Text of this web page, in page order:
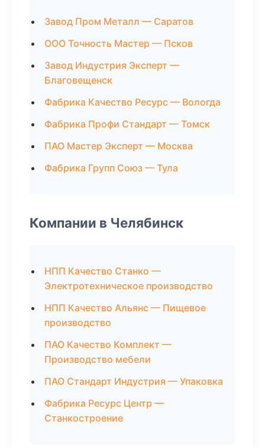
Завод Пром Металл — Саратов
ООО Точность Мастер — Псков
Завод Индустрия Эксперт —
Благовещенск
Фабрика Качество Ресурс — Вологда
Фабрика Профи Стандарт — Томск
ПАО Мастер Эксперт — Москва
Фабрика Групп Союз — Тула
Компании в Челябинск
НПП Качество Станко —
Электротехническое производство
НПП Качество Альянс — Пищевое
производство
ПАО Качество Комплект —
Производство мебели
ПАО Стандарт Индустрия — Упаковка
Фабрика Ресурс Центр —
Станкостроение